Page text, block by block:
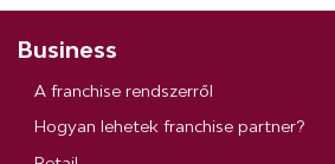
Business
A franchise rendszerről
Hogyan lehetek franchise partner?